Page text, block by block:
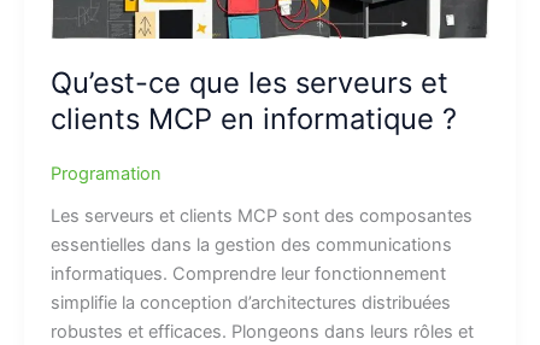
Qu’est-ce que les serveurs et
clients MCP en informatique ?
Programation
Les serveurs et clients MCP sont des composantes
essentielles dans la gestion des communications
informatiques. Comprendre leur fonctionnement
simplifie la conception d’architectures distribuées
robustes et efficaces. Plongeons dans leurs rôles et